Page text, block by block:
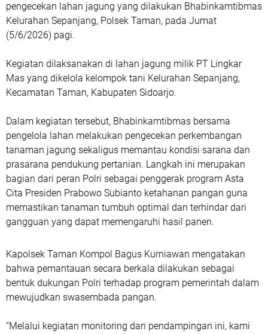
pengecekan lahan jagung yang dilakukan Bhabinkamtibmas
Kelurahan Sepanjang, Polsek Taman, pada Jumat
(5/6/2026) pagi.
Kegiatan dilaksanakan di lahan jagung milik PT Lingkar
Mas yang dikelola kelompok tani Kelurahan Sepanjang,
Kecamatan Taman, Kabupaten Sidoarjo.
Dalam kegiatan tersebut, Bhabinkamtibmas bersama
pengelola lahan melakukan pengecekan perkembangan
tanaman jagung sekaligus memantau kondisi sarana dan
prasarana pendukung pertanian. Langkah ini merupakan
bagian dari peran Polri sebagai penggerak program Asta
Cita Presiden Prabowo Subianto ketahanan pangan guna
memastikan tanaman tumbuh optimal dan terhindar dari
gangguan yang dapat memengaruhi hasil panen.
Kapolsek Taman Kompol Bagus Kurniawan mengatakan
bahwa pemantauan secara berkala dilakukan sebagai
bentuk dukungan Polri terhadap program pemerintah dalam
mewujudkan swasembada pangan.
“Melalui kegiatan monitoring dan pendampingan ini, kami